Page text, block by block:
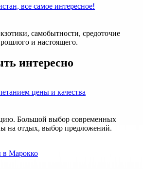
все самое интересное!
самобытности, средоточие
и настоящего.
интересно
цены и качества
Большой выбор современных
на отдых, выбор предложений.
в Марокко